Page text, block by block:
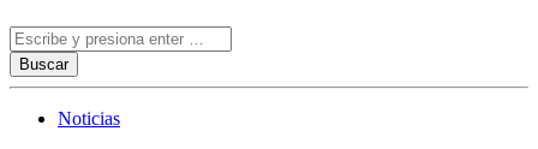
Noticias